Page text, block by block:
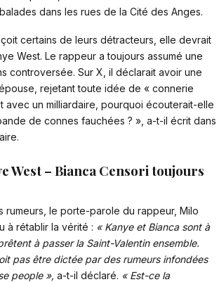
dans les rues de la Cité des Anges.
certains de leurs détracteurs, elle devrait
West. Le rappeur a toujours assumé une
controversée. Sur X, il déclarait avoir une
rejetant toute idée de « connerie
avec un milliardaire, pourquoi écouterait-elle
de connes fauchées ? », a-t-il écrit dans
West – Bianca Censori toujours
rumeurs, le porte-parole du rappeur, Milo
à rétablir la vérité : « Kanye et Bianca sont à
à passer la Saint-Valentin ensemble.
pas être dictée par des rumeurs infondées
people », a-t-il déclaré. « Est-ce la